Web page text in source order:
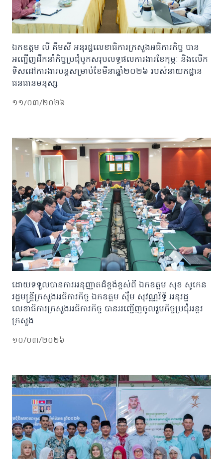
ឯកឧត្តម លី គឹមសី អនុរដ្ឋលេខាធិការក្រសួងអធិការកិច្ច បាន
អញ្ជើញដឹកនាំកិច្ចប្រជុំបូកសរុបលទ្ធផលការងារខែកុម្ភៈ និងលើក
ទិសដៅការងារបន្តសម្រាប់ខែមីនាឆ្នាំ២០២៦ របស់នាយកដ្ឋាន
ធនធានមនុស្ស
១១/០៣/២០២៦
ដោយទទួលបានការអនុញ្ញាតដ៏ខ្ពង់ខ្ពស់ពី ឯកឧត្តម សុខ សូកេន
រដ្ឋមន្រ្តីក្រសួងអធិការកិច្ច ឯកឧត្តម ស៊ឹម សុវណ្ណរិទ្ធិ អនុរដ្ឋ
លេខាធិការក្រសួងអធិការកិច្ច បានអញ្ជើញចូលរួមកិច្ចប្រជុំអន្តរ
ក្រសួង
១០/០៣/២០២៦